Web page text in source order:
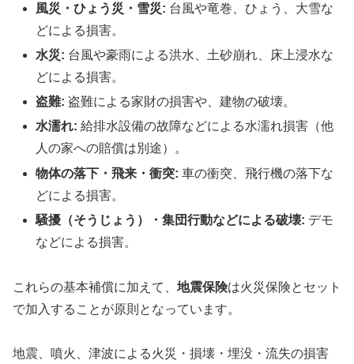
風災・ひょう災・雪災: 台風や竜巻、ひょう、大雪な
どによる損害。
水災: 台風や豪雨による洪水、土砂崩れ、床上浸水な
どによる損害。
盗難: 盗難による家財の損害や、建物の破壊。
水濡れ: 給排水設備の故障などによる水濡れ損害（他
人の家への賠償は別途）。
物体の落下・飛来・衝突: 車の衝突、飛行機の落下な
どによる損害。
騒擾（そうじょう）・集団行動などによる破壊: デモ
などによる損害。
これらの基本補償に加えて、 地震保険は火災保険とセット
で加入することが原則となっています。
地震、噴火、津波による火災・損壊・埋没・流失の損害